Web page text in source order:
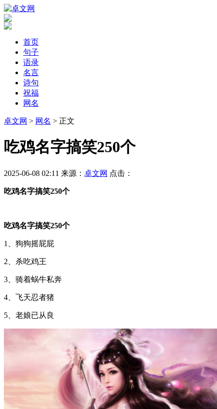
首页
句子
语录
名言
诗句
祝福
网名
卓文网 > 网名 > 正文
​吃鸡名字搞笑250个
2025-06-08 02:11 来源： 卓文网 点击：
吃鸡名字搞笑250个
吃鸡名字搞笑250个
1、狗狗摇屁屁
2、杀吃鸡王
3、骑着蜗牛私奔
4、飞天忍者猪
5、老娘已从良